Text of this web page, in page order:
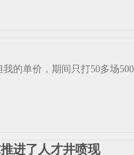
的单价，期间只打50多场
进了人才井喷现